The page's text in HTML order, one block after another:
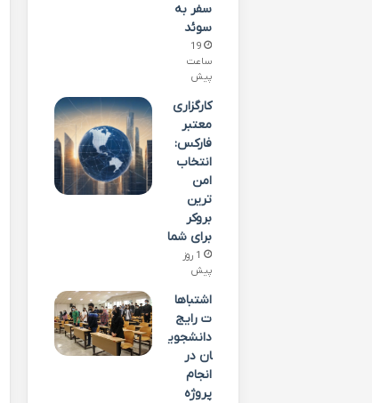
سفر به
سوئد
19
ساعت
پیش
کارگزاری
معتبر
فارکس:
انتخاب
امن
ترین
بروکر
برای شما
1 روز
پیش
اشتباها
ت رایج
دانشجوی
ان در
انجام
پروژه